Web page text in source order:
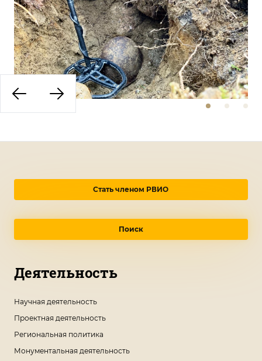
Стать членом РВИО
Поиск
Деятельность
Научная деятельность
Проектная деятельность
Региональная политика
Монументальная деятельность